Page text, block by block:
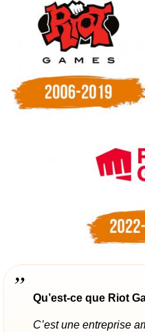
Qu’est-ce que Riot
C’est une entreprise